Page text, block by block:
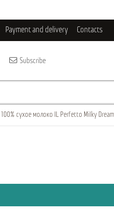
Payment and delivery Contacts
Subscribe
100% сухое молоко IL Perfetto Milky